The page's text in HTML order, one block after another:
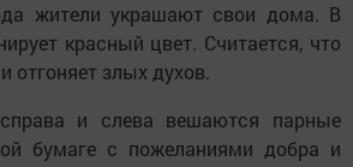
жители украшают свои дома. В
красный цвет. Считается, что
отгоняет злых духов.
и слева вешаются парные
бумаге с пожеланиями добра и